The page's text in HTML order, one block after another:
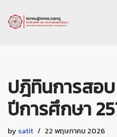
Skip
ปฎิทินการสอ
ปีการศึกษา
by satit 22 พฤษภาคม 2026